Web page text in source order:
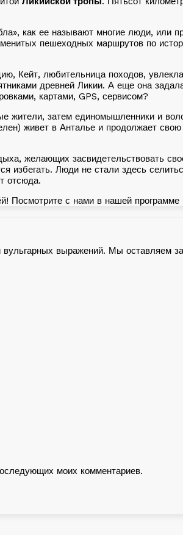
как ее называют многие люди,
пешеходных маршрутов по
Кейт, любительница походов,
древней Ликии. А еще она
картами, GPS, сервисом?
жители, затем единомышленники и
живет в Анталье и продолжает
желающих засвидетельствовать
избегать. Люди не стали здесь
отсюда.
Посмотрите с нами в нашей программе
вульгарных выражений. Мы оставляем
моих комментариев.